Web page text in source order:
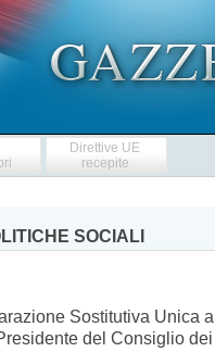
Direttive UE
recepite
SOCIALI
Sostitutiva Unica
del Consiglio